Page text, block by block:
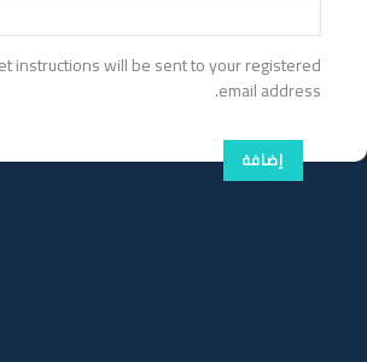
instructions will be sent to your registered
email address.